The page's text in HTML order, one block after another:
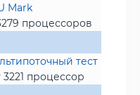
Mark
процессоров
тест
процессор